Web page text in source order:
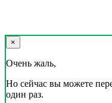
×
Очень жаль,
Но сейчас вы можете
один раз.